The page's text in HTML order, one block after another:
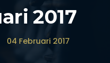
2017
04 Februari 2017